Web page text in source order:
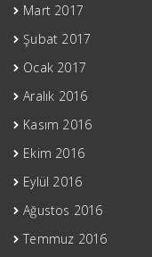
Mart 2017
Şubat 2017
Ocak 2017
Aralık 2016
Kasım 2016
Ekim 2016
Eylül 2016
Ağustos 2016
Temmuz 2016